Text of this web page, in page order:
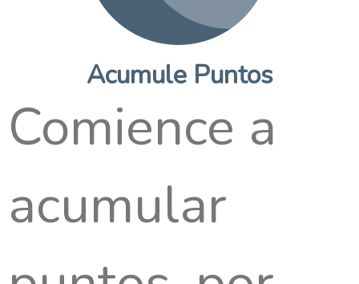
Acumule Puntos
Comience a
acumular